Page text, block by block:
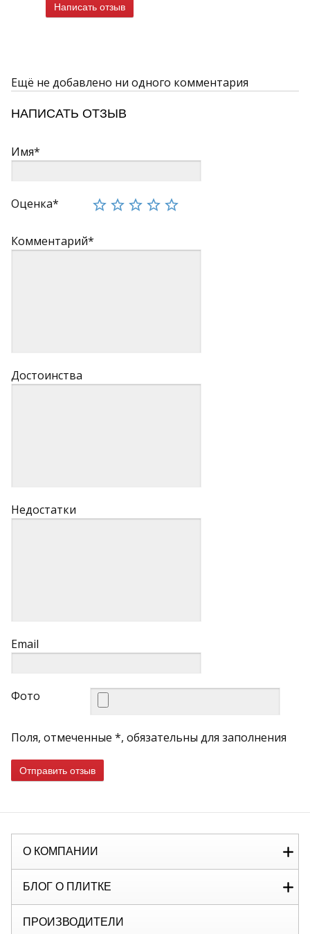
Написать отзыв
Ещё не добавлено ни одного комментария
НАПИСАТЬ ОТЗЫВ
Имя*
Оценка*
Комментарий*
Достоинства
Недостатки
Email
Фото
Поля, отмеченные *, обязательны для заполнения
Отправить отзыв
О КОМПАНИИ
БЛОГ О ПЛИТКЕ
ПРОИЗВОДИТЕЛИ